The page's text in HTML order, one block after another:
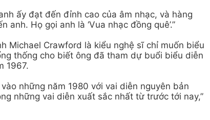
ấy đạt đến đỉnh cao của âm nhạc, và hàng
Họ gọi anh là ‘Vua nhạc đồng quê’.”
Michael Crawford là kiểu nghệ sĩ chỉ muốn biểu
thống cho biết ông đã tham dự buổi biểu diễn
1967.
những năm 1980 với vai diễn nguyên bản
những vai diễn xuất sắc nhất từ trước tới nay,”